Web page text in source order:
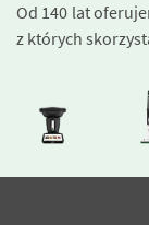
Od 140 lat
z których